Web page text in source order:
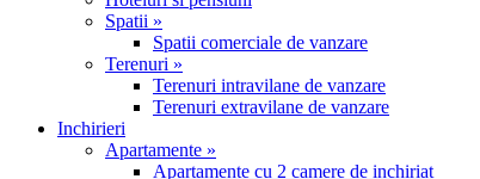
Spatii »
Spatii comerciale de vanzare
Terenuri »
Terenuri intravilane de vanzare
Terenuri extravilane de vanzare
Inchirieri
Apartamente »
Apartamente cu 2 camere de inchiriat